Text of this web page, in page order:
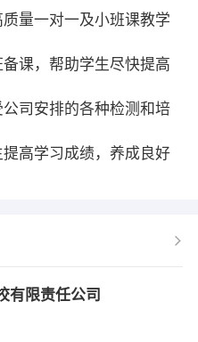
量一对一及小班课教学
课，帮助学生尽快提高
司安排的各种检测和培
高学习成绩，养成良好
有限责任公司